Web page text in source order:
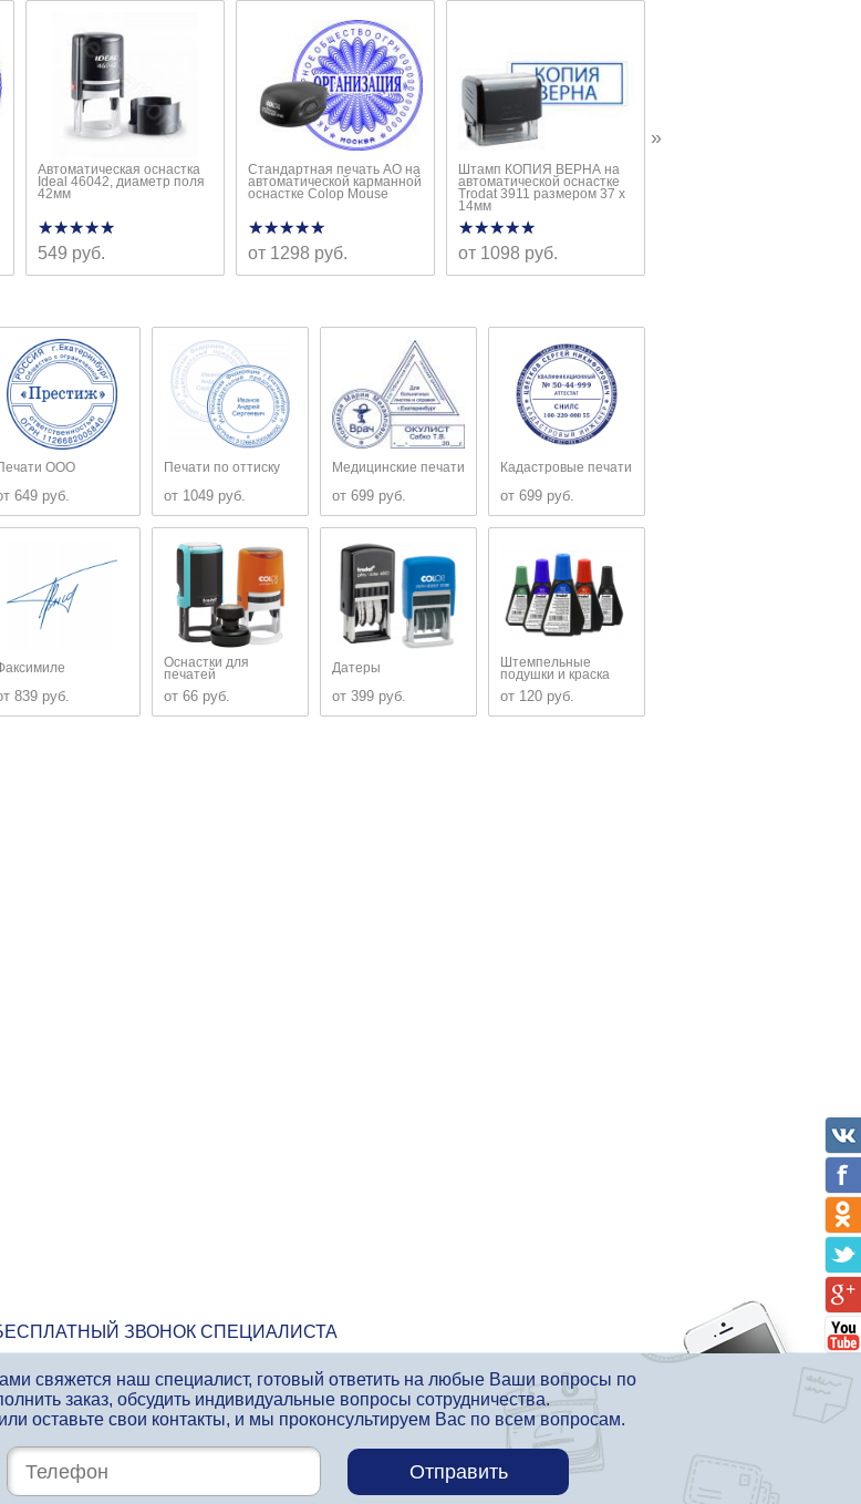
Автоматическая оснастка
Ideal 46042, диаметр поля
42мм
★★★★★
★★★★★
549 руб.
Стандартная печать АО на
автоматической карманной
оснастке Colop Mouse
★★★★★
★★★★★
от 1298 руб.
Штамп КОПИЯ ВЕРНА на
автоматической оснастке
Trodat 3911 размером 37 х
14мм
★★★★★
★★★★★
от 1098 руб.
»
ООО
649 руб.
Печати по оттиску
от 1049 руб.
Медицинские печати
от 699 руб.
Кадастровые печати
от 699 руб.
839 руб.
Оснастки для
печатей
от 66 руб.
Датеры
от 399 руб.
Штемпельные
подушки и краска
от 120 руб.
ЗВОНОК СПЕЦИАЛИСТА
свяжется наш специалист, готовый ответить на любые Ваши вопросы по
заказ, обсудить индивидуальные вопросы сотрудничества.
оставьте свои контакты, и мы проконсультируем Вас по всем вопросам.